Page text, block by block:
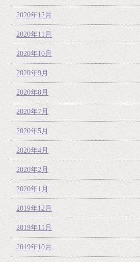
2020年12月
2020年11月
2020年10月
2020年9月
2020年8月
2020年7月
2020年5月
2020年4月
2020年2月
2020年1月
2019年12月
2019年11月
2019年10月